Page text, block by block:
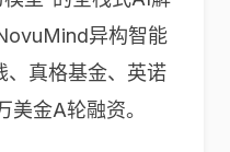
异构智能
、真格基金、英诺
美金A轮融资。